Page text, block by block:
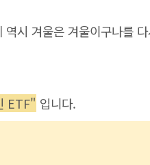
시 겨울은 겨울이구나를
ETF" 입니다.